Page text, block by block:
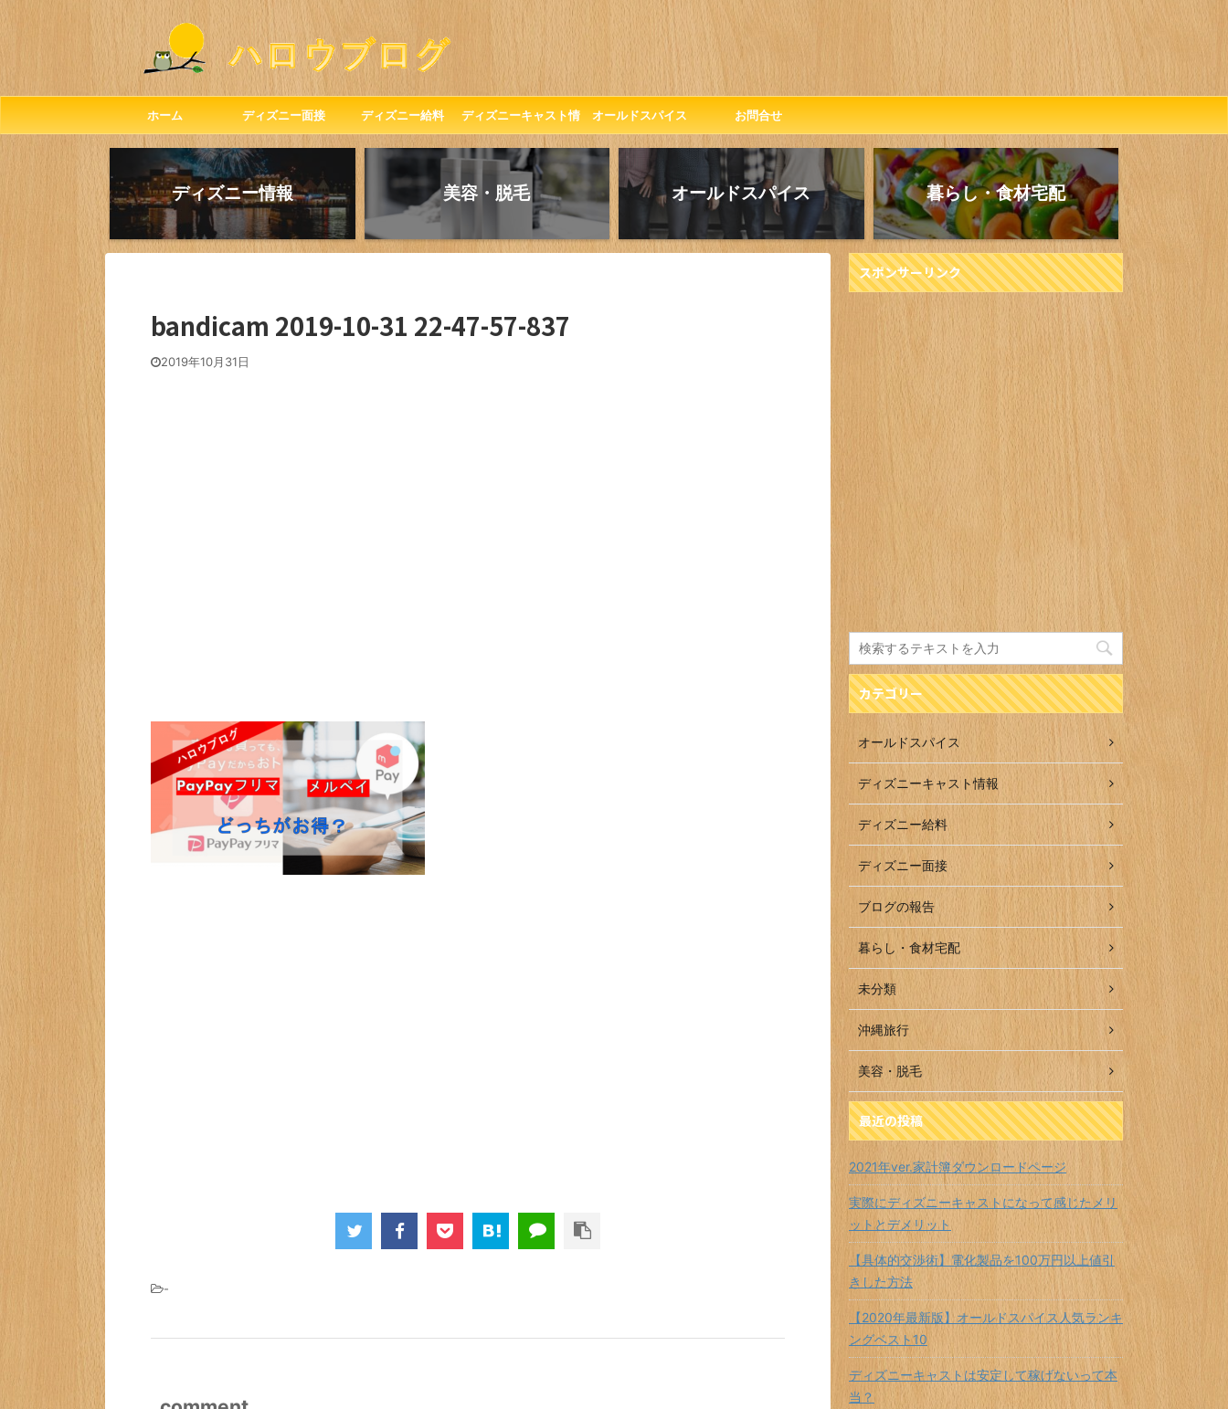
ホーム ディズニー面接 ディズニー給料 ディズニーキャスト情
報
オールドスパイス お問合せ
ディズニー情報 美容・脱毛 オールドスパイス 暮らし・食材宅配
bandicam 2019-10-31 22-47-57-837
2019年10月31日
-
スポンサーリンク
カテゴリー
オールドスパイス
ディズニーキャスト情報
ディズニー給料
ディズニー面接
ブログの報告
暮らし・食材宅配
未分類
沖縄旅行
美容・脱毛
最近の投稿
2021年ver.家計簿ダウンロードページ
実際にディズニーキャストになって感じたメリ
ットとデメリット
【具体的交渉術】電化製品を100万円以上値引
きした方法
【2020年最新版】オールドスパイス人気ランキ
ングベスト10
ディズニーキャストは安定して稼げないって本
当？